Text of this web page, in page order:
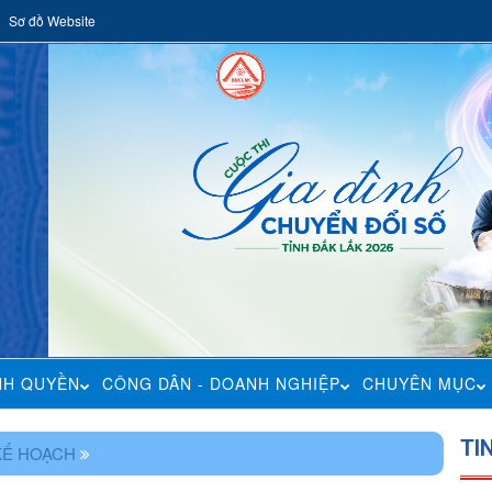
Sơ đồ Website
QUYỀN CÔNG DÂN - DOANH NGHIỆP CHUYÊN MỤC
HOẠCH